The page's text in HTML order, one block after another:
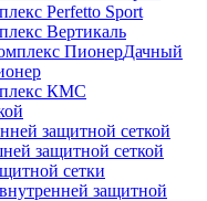
Perfetto Sport
Вертикаль
Дачный
КМС
защитной сеткой
защитной сеткой
сетки
защитной